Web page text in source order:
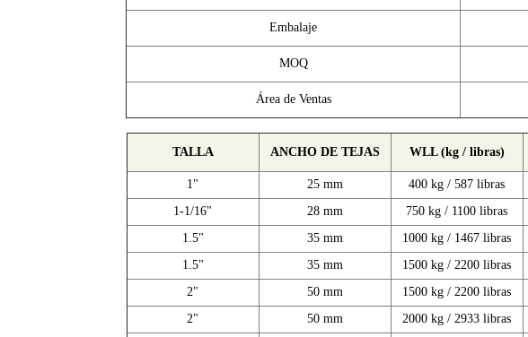
Embalaje
MOQ
Área de Ventas
TALLA ANCHO DE TEJAS WLL (kg / libras)
1" 25 mm 400 kg / 587 libras
1-1/16" 28 mm 750 kg / 1100 libras
1.5"
35 mm 1000 kg / 1467 libras
1.5"
35 mm 1500 kg / 2200 libras
2"
50 mm 1500 kg / 2200 libras
2"
50 mm 2000 kg / 2933 libras